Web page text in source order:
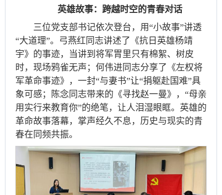
英雄故事：跨越时空的青春对话
三位党支部书记依次登台，用“小故事”讲透
“大道理”。弓燕红同志讲述了《抗日英雄杨靖
宇》的事迹，当讲到将军胃里只有棉絮、树皮
时，现场鸦雀无声；何伟进同志分享了《左权将
军革命事迹》，一封“与妻书”让“捐躯赴国难”具
象可感；陈念同志带来的《寻找赵一曼》，“母亲
用实行来教育你”的绝笔，让人泪湿眼眶。英雄的
革命故事落幕，掌声经久不息，历史与现实的青
春在同频共振。